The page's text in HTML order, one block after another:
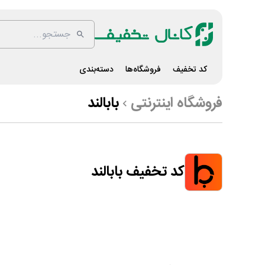
کد تخفیف فروشگاه‌ها دسته‌بندی
فروشگاه اینترنتی بابالند
کد تخفیف بابالند